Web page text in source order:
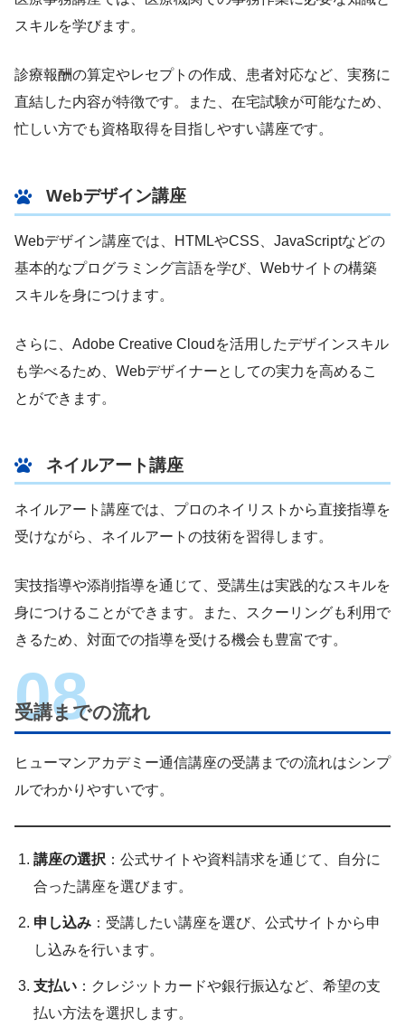
スキルを学びます。
診療報酬の算定やレセプトの作成、患者対応など、実務に
直結した内容が特徴です。また、在宅試験が可能なため、
忙しい方でも資格取得を目指しやすい講座です。
Webデザイン講座
Webデザイン講座では、HTMLやCSS、JavaScriptなどの
基本的なプログラミング言語を学び、Webサイトの構築
スキルを身につけます。
さらに、Adobe Creative Cloudを活用したデザインスキル
も学べるため、Webデザイナーとしての実力を高めるこ
とができます。
ネイルアート講座
ネイルアート講座では、プロのネイリストから直接指導を
受けながら、ネイルアートの技術を習得します。
実技指導や添削指導を通じて、受講生は実践的なスキルを
身につけることができます。また、スクーリングも利用で
きるため、対面での指導を受ける機会も豊富です。
受講までの流れ
ヒューマンアカデミー通信講座の受講までの流れはシンプ
ルでわかりやすいです。
講座の選択 ：公式サイトや資料請求を通じて、自分に
合った講座を選びます。
申し込み：受講したい講座を選び、公式サイトから申
し込みを行います。
支払い：クレジットカードや銀行振込など、希望の支
払い方法を選択します。